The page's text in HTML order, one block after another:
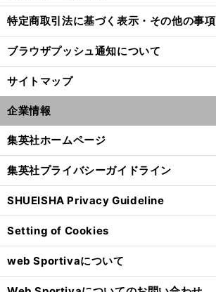
特定商取引法に基づく表示・その他の事項
ブラウザプッシュ通知について
サイトマップ
企業情報
集英社ホームページ
集英社プライバシーガイドライン
SHUEISHA Privacy Guideline
Setting of Cookies
web Sportivaについて